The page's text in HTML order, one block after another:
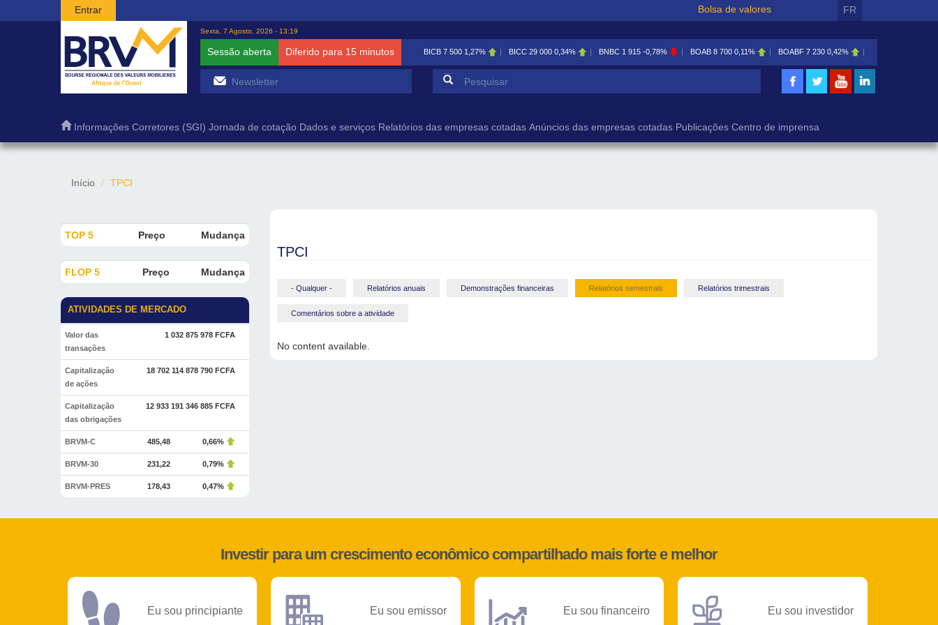
Passar para o conteúdo principal
Entrar Bolsa de valores FR
Sexta, 7 Agosto, 2026 - 13:19
Sessão aberta Diferido para 15 minutos BICB 7 500 1,27% BICC 29 000 0,34% BNBC 1 915 -0,78% BOAB 8 700 0,11% BOABF 7 230 0,42%
Formulário de pesquisa
Informações Corretores (SGI) Jornada de cotação Dados e serviços Relatórios das empresas cotadas Anúncios das empresas cotadas Publicações Centro de imprensa
Início TPCI
TOP 5 Preço Mudança
FLOP 5 Preço Mudança
ATIVIDADES DE MERCADO
Valor das
transações
1 032 875 978 FCFA
Capitalização
de ações
18 702 114 878 790 FCFA
Capitalização
das obrigações
12 933 191 346 885 FCFA
BRVM-C 485,48 0,66%
BRVM-30 231,22 0,79%
BRVM-PRES 178,43 0,47%
TPCI
- Qualquer - Relatórios anuais Demonstrações financeiras Relatórios semestrais Relatórios trimestrais
Comentários sobre a atividade
No content available.
Investir para um crescimento econômico compartilhado mais forte e melhor
Eu sou principiante Eu sou emissor Eu sou financeiro Eu sou investidor